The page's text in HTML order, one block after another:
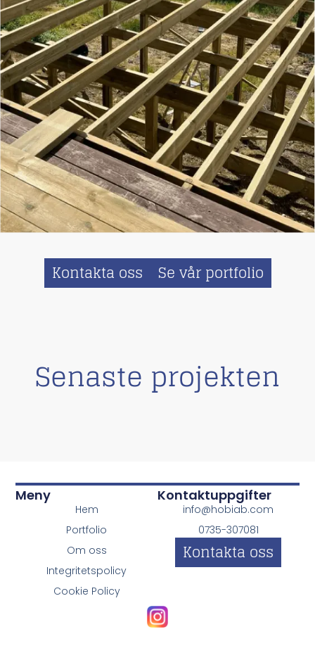
Kontakta oss Se vår portfolio
Senaste projekten
Kontaktuppgifter
info@hobiab.com
0735-307081
Kontakta oss
Meny
Hem
Portfolio
Om oss
Integritetspolicy
Cookie Policy